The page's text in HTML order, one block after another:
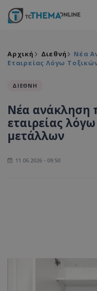
Αρχική Διεθνή
Νέα
Εταιρείας Λόγω
ΔΙΕΘΝΗ
Νέα ανάκληση
εταιρείας
μετάλλων
11.06.2026 - 09:50